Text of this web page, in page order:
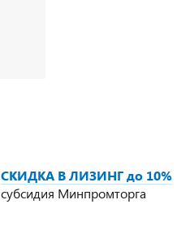
СКИДКА В ЛИЗИНГ до 10%
субсидия Минпромторга